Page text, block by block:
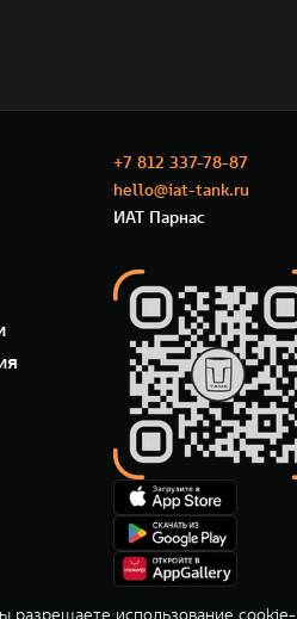
+7 812 337-78-87
hello@iat-tank.ru
ИАТ Парнас
разрешаете использование cookie-